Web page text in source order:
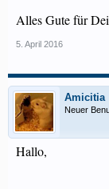
Alles Gute für
5. April 2016
Amicitia
Neuer
Hallo,